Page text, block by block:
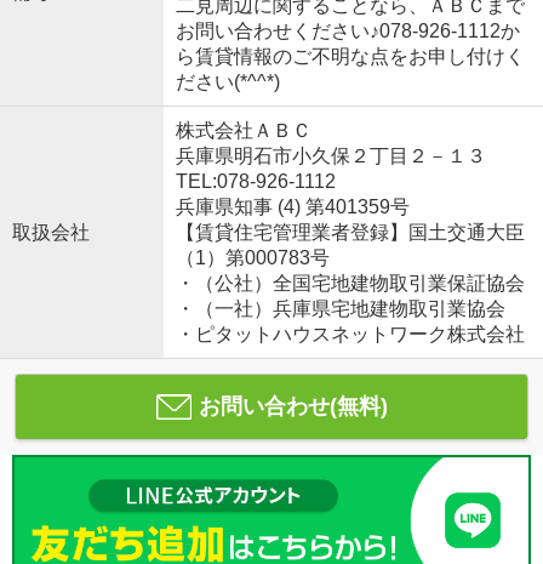
二見周辺に関することなら、ＡＢＣまで
お問い合わせください♪078-926-1112か
ら賃貸情報のご不明な点をお申し付けく
ださい(*^^*)
取扱会社
株式会社ＡＢＣ
兵庫県明石市小久保２丁目２－１３
TEL:078-926-1112
兵庫県知事 (4) 第401359号
【賃貸住宅管理業者登録】国土交通大臣
（1）第000783号
・（公社）全国宅地建物取引業保証協会
・（一社）兵庫県宅地建物取引業協会
・ピタットハウスネットワーク株式会社
お問い合わせ(無料)